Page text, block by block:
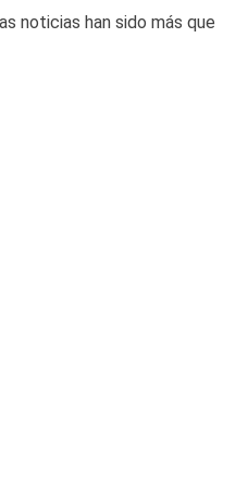
noticias han sido más que